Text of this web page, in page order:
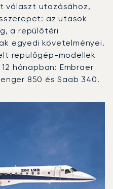
választ utazásához,
az utasok
a repülőtéri
egyedi követelményei.
repülőgép-modellek
hónapban: Embraer
850 és Saab 340.